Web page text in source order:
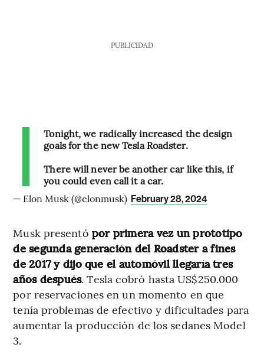
PUBLICIDAD
Tonight, we radically increased the design
goals for the new Tesla Roadster.
There will never be another car like this, if
you could even call it a car.
— Elon Musk (@elonmusk) February 28, 2024
Musk presentó por primera vez un prototipo
de segunda generación del Roadster a fines
de 2017 y dijo que el automóvil llegaría tres
años después. Tesla cobró hasta US$250.000
por reservaciones en un momento en que
tenía problemas de efectivo y dificultades para
aumentar la producción de los sedanes Model
3.